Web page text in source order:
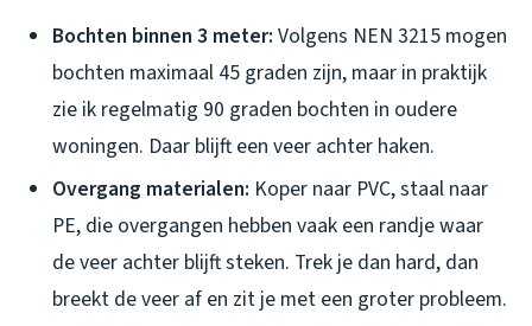
Bochten binnen 3 meter: Volgens NEN 3215 mogen
bochten maximaal 45 graden zijn, maar in praktijk
zie ik regelmatig 90 graden bochten in oudere
woningen. Daar blijft een veer achter haken.
Overgang materialen: Koper naar PVC, staal naar
PE, die overgangen hebben vaak een randje waar
de veer achter blijft steken. Trek je dan hard, dan
breekt de veer af en zit je met een groter probleem.